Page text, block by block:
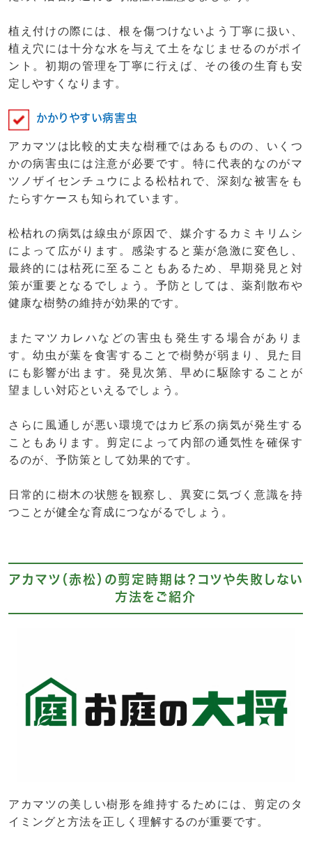
植え付けの際には、根を傷つけないよう丁寧に扱い、
植え穴には十分な水を与えて土をなじませるのがポイ
ント。初期の管理を丁寧に行えば、その後の生育も安
定しやすくなります。
かかりやすい病害虫
アカマツは比較的丈夫な樹種ではあるものの、いくつ
かの病害虫には注意が必要です。特に代表的なのがマ
ツノザイセンチュウによる松枯れで、深刻な被害をも
たらすケースも知られています。
松枯れの病気は線虫が原因で、媒介するカミキリムシ
によって広がります。感染すると葉が急激に変色し、
最終的には枯死に至ることもあるため、早期発見と対
策が重要となるでしょう。予防としては、薬剤散布や
健康な樹勢の維持が効果的です。
またマツカレハなどの害虫も発生する場合がありま
す。幼虫が葉を食害することで樹勢が弱まり、見た目
にも影響が出ます。発見次第、早めに駆除することが
望ましい対応といえるでしょう。
さらに風通しが悪い環境ではカビ系の病気が発生する
こともあります。剪定によって内部の通気性を確保す
るのが、予防策として効果的です。
日常的に樹木の状態を観察し、異変に気づく意識を持
つことが健全な育成につながるでしょう。
アカマツ（赤松）の剪定時期は？コツや失敗しない
方法をご紹介
アカマツの美しい樹形を維持するためには、剪定のタ
イミングと方法を正しく理解するのが重要です。